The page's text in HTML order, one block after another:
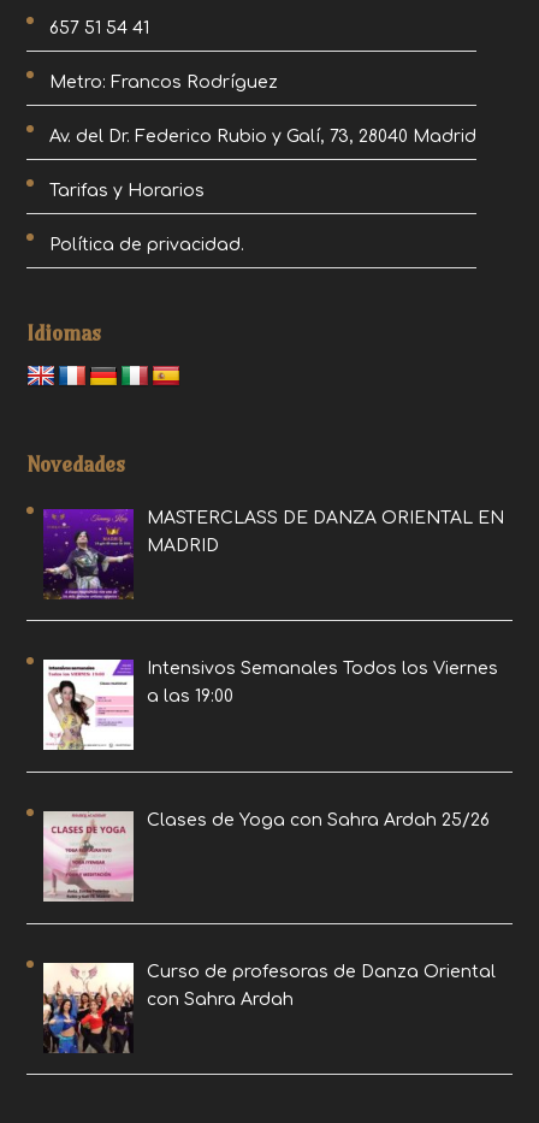
657 51 54 41
Metro: Francos Rodríguez
Av. del Dr. Federico Rubio y Galí, 73, 28040 Madrid
Tarifas y Horarios
Política de privacidad.
Idiomas
Novedades
MASTERCLASS DE DANZA ORIENTAL EN
MADRID
Intensivos Semanales Todos los Viernes
a las 19:00
Clases de Yoga con Sahra Ardah 25/26
Curso de profesoras de Danza Oriental
con Sahra Ardah